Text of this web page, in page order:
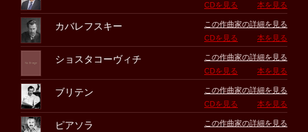
CDを見る
本を見る
カバレフスキー
この作曲家の詳細を見る
CDを見る
本を見る
ショスタコーヴィチ
この作曲家の詳細を見る
CDを見る
本を見る
ブリテン
この作曲家の詳細を見る
CDを見る
本を見る
ピアソラ
この作曲家の詳細を見る